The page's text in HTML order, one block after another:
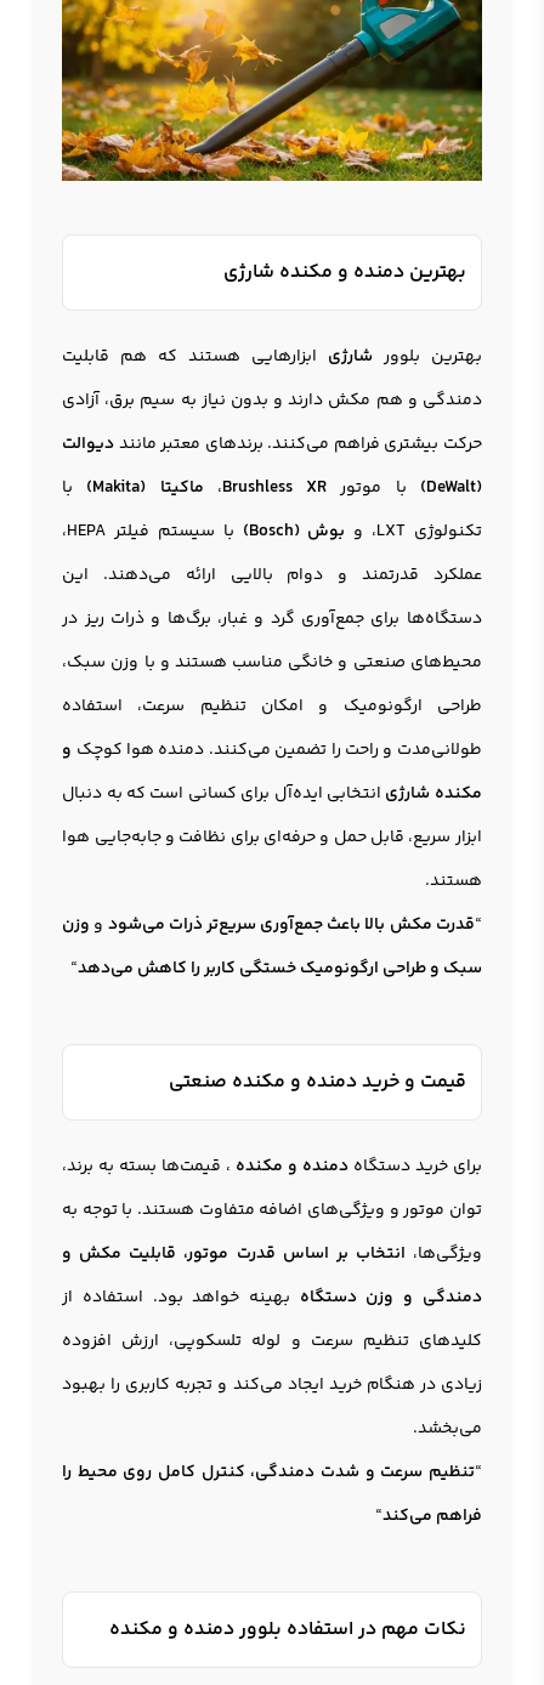
بهترین دمنده و مکنده شارژی
بهترین بلوورشارژی ابزارهایی هستند که هم قابلیت
دمندگی و هم مکش دارند و بدون نیاز به سیم برق، آزادی
حرکت بیشتری فراهم می‌کنند. برندهای معتبر ماننددیوالت
(DeWalt)
با موتور Brushless XR، ماکیتا (Makita)
با
تکنولوژی LXT، و
بوش (Bosch)
با سیستم فیلتر HEPA،
عملکرد قدرتمند و دوام بالایی ارائه می‌دهند. این
دستگاه‌ها برای جمع‌آوری گرد و غبار، برگ‌ها و ذرات ریز در
محیط‌های صنعتی و خانگی مناسب هستند و با وزن سبک،
طراحی ارگونومیک و امکان تنظیم سرعت، استفاده
طولانی‌مدت و راحت را تضمین می‌کنند. دمنده هوا کوچک و
مکنده شارژی انتخابی ایده‌آل برای کسانی است که به دنبال
ابزار سریع، قابل حمل و حرفه‌ای برای نظافت و جابه‌جایی هوا
هستند.
“قدرت مکش بالا باعث جمع‌آوری سریع‌تر ذرات می‌شود و وزن
سبک و طراحی ارگونومیک خستگی کاربر را کاهش می‌دهد“
قیمت و خرید دمنده و مکنده صنعتی
برای خرید دستگاهدمنده و مکنده ، قیمت‌ها بسته به برند،
توان موتور و ویژگی‌های اضافه متفاوت هستند. با توجه به
ویژگی‌ها، انتخاب بر اساس قدرت موتور، قابلیت مکش و
دمندگی و وزن دستگاه بهینه خواهد بود. استفاده از
کلیدهای تنظیم سرعت و لوله تلسکوپی، ارزش افزوده
زیادی در هنگام خرید ایجاد می‌کند و تجربه کاربری را بهبود
می‌بخشد.
“تنظیم سرعت و شدت دمندگی، کنترل کامل روی محیط را
فراهم می‌کند“
نکات مهم در استفاده بلوور دمنده و مکنده